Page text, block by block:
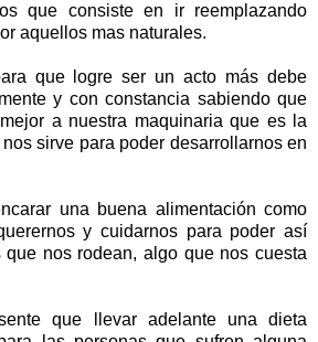
que consiste en ir reemplazando
aquellos mas naturales.
que logre ser un acto más debe
y con constancia sabiendo que
a nuestra maquinaria que es la
sirve para poder desarrollarnos en
una buena alimentación como
y cuidarnos para poder así
nos rodean, algo que nos cuesta
que llevar adelante una dieta